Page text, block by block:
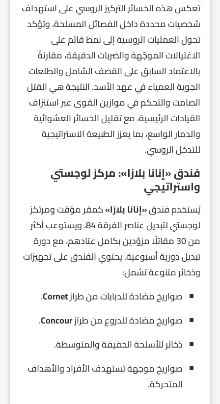
تعكس هذه الخسائر التركيز الروسي على استهداف
شخصيات محددة داخل الفصائل المسلحة، وتؤكد
تحول العمليات الروسية إلى نمط قائم على
الاغتيالات الموجّهة والضربات الدقيقة، مقارنةً
بالاعتماد السابق على القصف الشامل والطلعات
الجوية العمياء في عهد الأسد. النتيجة هي القتل
الصامت والتحكم في موازين القوى عبر استنزاف
القيادات الرئيسية، مع تقليل الخسائر العشوائية
والدمار الواسع، بما يعزز الطبيعة الاستراتيجية
للتدخل الروسي.
فندق «إنانا بلازا»: مركز لوجستي
واستراتيجي
يُستخدم فندق«إنانا بلازا»كمقر مؤقت ومرتكز
لوجستي لتبديل عناصر الفرقة 84، ويستوعب أكثر
من 30 مقاتلًا مزوّدين بكامل عتادهم، مع دورة
تبديل دورية أسبوعية. يحتوي الفندق على تجهيزات
وذخائر متنوعة تشمل:
صواريخ مضادة للدبابات من طرازCornet
.
صواريخ مضادة للدروع من طرازConcour
.
ذخائر للأسلحة الخفيفة والمتوسطة.
صواريخ موجهة تستهدف الأفراد والأهداف
المتحركة.